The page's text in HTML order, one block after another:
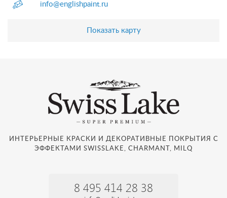
info@englishpaint.ru
Показать карту
ИНТЕРЬЕРНЫЕ КРАСКИ И ДЕКОРАТИВНЫЕ ПОКРЫТИЯ С
ЭФФЕКТАМИ SWISSLAKE, CHARMANT, MILQ
8 495 414 28 38